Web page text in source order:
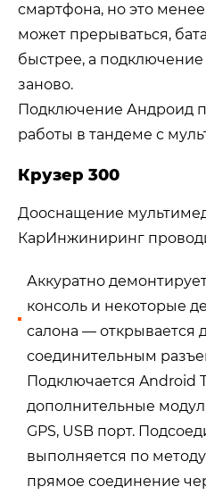
смартфона, но это
может прерываться,
быстрее, а подключение
заново.
Подключение Андроид
работы в тандеме с
Крузер 300
Дооснащение
КарИнжиниринг
Аккуратно
консоль и некоторые
салона — открывается
соединительным
Подключается Android
дополнительные
GPS, USB порт.
выполняется по
прямое соединение